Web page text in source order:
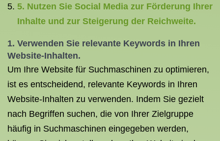
5. Nutzen Sie Social Media zur Förderung Ihrer
Inhalte und zur Steigerung der Reichweite.
1. Verwenden Sie relevante Keywords in Ihren
Website-Inhalten.
Um Ihre Website für Suchmaschinen zu optimieren,
ist es entscheidend, relevante Keywords in Ihren
Website-Inhalten zu verwenden. Indem Sie gezielt
nach Begriffen suchen, die von Ihrer Zielgruppe
häufig in Suchmaschinen eingegeben werden,